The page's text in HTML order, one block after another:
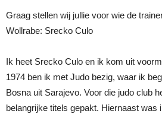
Graag stellen wij jullie voor wie de
Wollrabe: Srecko Culo
Ik heet Srecko Culo en ik kom uit
1974 ben ik met Judo bezig, waar ik
Bosna uit Sarajevo. Voor die judo club
belangrijke titels gepakt. Hiernaast was